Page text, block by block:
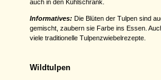
auch in den Kühlschrank.
Informatives: Die Blüten der Tulpen sind
gemischt, zaubern sie Farbe ins Essen.
viele traditionelle Tulpenzwiebelrezepte.
Wildtulpen